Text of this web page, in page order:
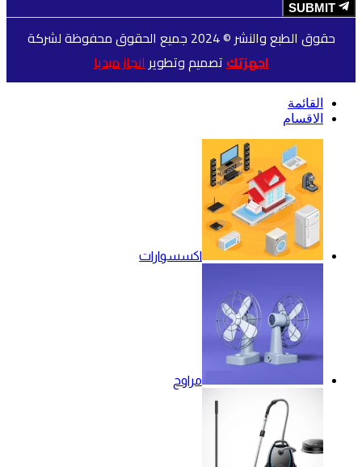
SUBMIT
حقوق الطبع والنشر © 2024 جميع الحقوق محفوظة لشركة
اجهزتكتصميم وتطويرانجاز ميديا
القائمة
الاقسام
اكسسوارات
مراوح